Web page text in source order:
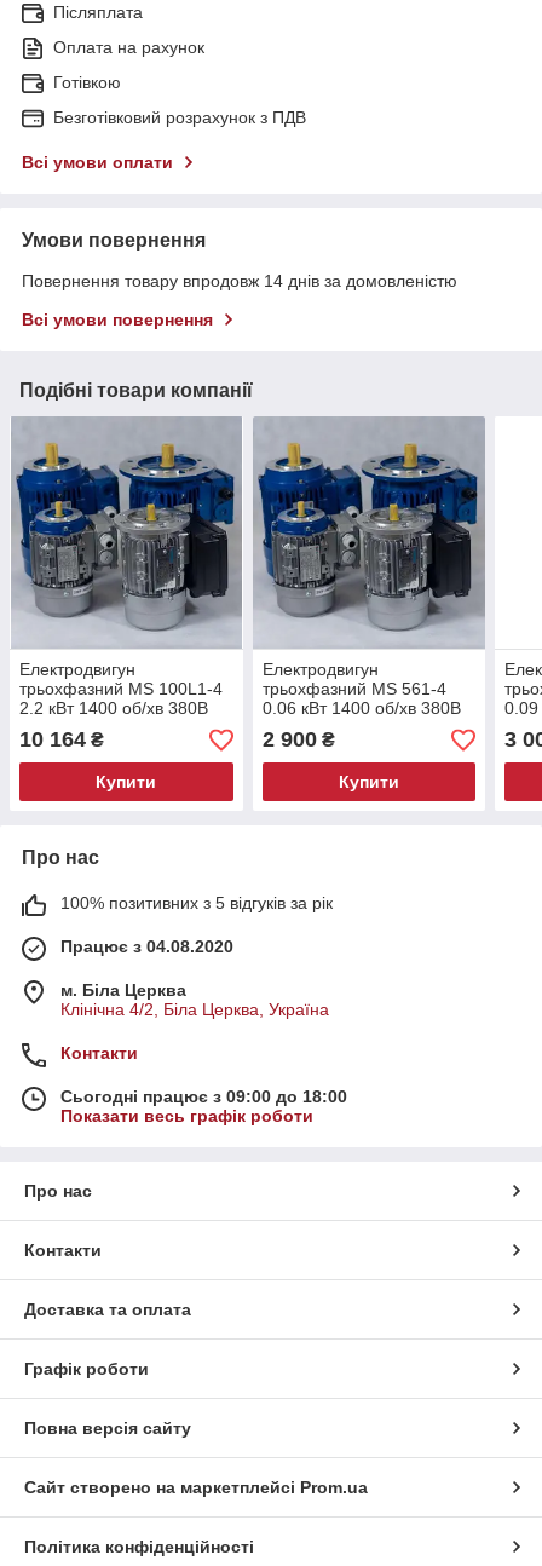
Післяплата
Оплата на рахунок
Готівкою
Безготівковий розрахунок з ПДВ
Всі умови оплати
Умови повернення
Повернення товару впродовж 14 днів за домовленістю
Всі умови повернення
Подібні товари компанії
Електродвигун
трьохфазний MS 100L1-4
2.2 кВт 1400 об/хв 380В
10 164 ₴
Купити
Електродвигун
трьохфазний MS 561-4
0.06 кВт 1400 об/хв 380В
2 900₴
Купити
0.09
3
Про нас
100% позитивних з 5 відгуків за рік
Працює з 04.08.2020
м. Біла Церква
Клінічна 4/2, Біла Церква, Україна
Контакти
Сьогодні працює з 09:00 до 18:00
Показати весь графік роботи
Про нас
Контакти
Доставка та оплата
Графік роботи
Повна версія сайту
Сайт створено на маркетплейсі Prom.ua
Політика конфіденційності